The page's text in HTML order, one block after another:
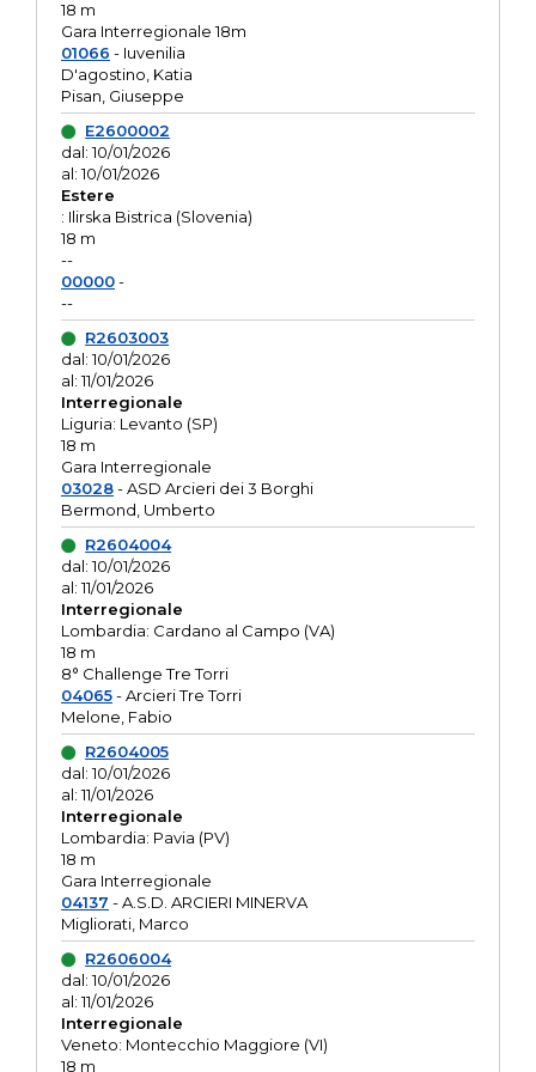
18 m
Gara Interregionale 18m
01066 - Iuvenilia
D'agostino, Katia
Pisan, Giuseppe
E2600002
dal: 10/01/2026
al: 10/01/2026
Estere
: Ilirska Bistrica (Slovenia)
18 m
--
00000-
--
R2603003
dal: 10/01/2026
al: 11/01/2026
Interregionale
Liguria: Levanto (SP)
18 m
Gara Interregionale
03028- ASD Arcieri dei 3 Borghi
Bermond, Umberto
R2604004
dal: 10/01/2026
al: 11/01/2026
Interregionale
Lombardia: Cardano al Campo (VA)
18 m
8° Challenge Tre Torri
04065- Arcieri Tre Torri
Melone, Fabio
R2604005
dal: 10/01/2026
al: 11/01/2026
Interregionale
Lombardia: Pavia (PV)
18 m
Gara Interregionale
04137 - A.S.D. ARCIERI MINERVA
Migliorati, Marco
R2606004
dal: 10/01/2026
al: 11/01/2026
Interregionale
Veneto: Montecchio Maggiore (VI)
18 m